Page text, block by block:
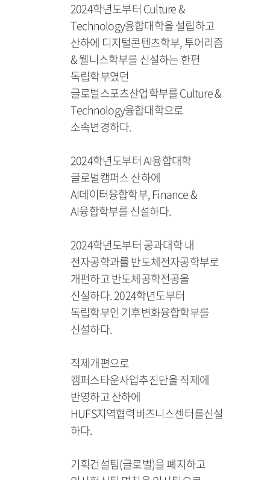
2024학년도부터 Culture &
Technology융합대학을 설립하고
산하에 디지털콘텐츠학부, 투어리즘
& 웰니스학부를 신설하는 한편
독립학부였던
글로벌스포츠산업학부를 Culture &
Technology융합대학으로
소속변경하다.
2024학년도부터 AI융합대학
글로벌캠퍼스 산하에
AI데이터융합학부, Finance &
AI융합학부를 신설하다.
2024학년도부터 공과대학 내
전자공학과를 반도체전자공학부로
개편하고 반도체공학전공을
신설하다. 2024학년도부터
독립학부인 기후변화융합학부를
신설하다.
직제개편으로
캠퍼스타운사업추진단을 직제에
반영하고 산하에
HUFS지역협력비즈니스센터를신설
하다.
기획건설팀(글로벌)을 폐지하고